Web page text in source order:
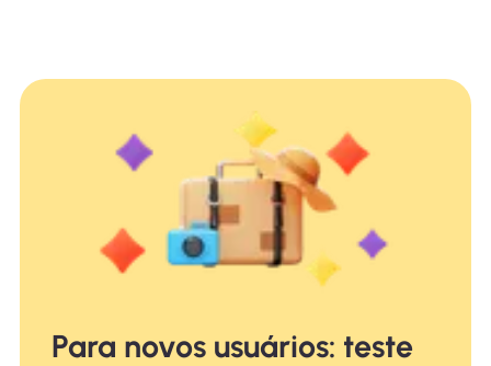
Para novos usuários: teste